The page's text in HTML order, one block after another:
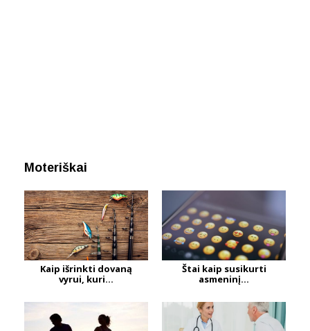
Moteriškai
Kaip išrinkti dovaną
vyrui, kuri...
Štai kaip susikurti
asmeninį...